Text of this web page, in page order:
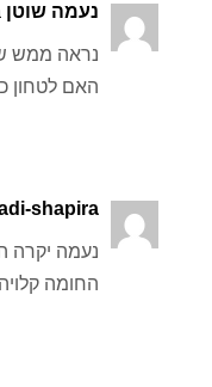
נעמה שוטן
נראה ממש
האם לטחון
shapira
נעמה יקרה
החומה